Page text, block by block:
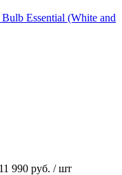
Essential (White and
11 990 руб. / шт